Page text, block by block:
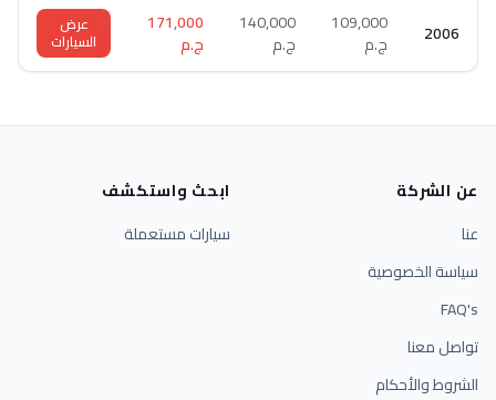
2006
109,000
ج.م
140,000
ج.م
171,000
ج.م
عرض
السيارات
عن الشركة
عنا
سياسة الخصوصية
FAQ's
تواصل معنا
الشروط والأحكام
ابحث واستكشف
سيارات مستعملة